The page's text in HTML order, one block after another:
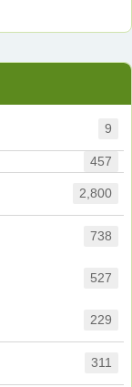
9
457
311
2,800
738
229
527